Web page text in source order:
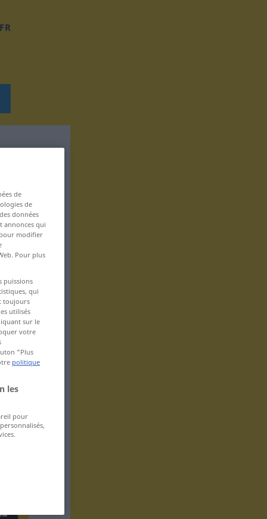
FR
de
de
données
annonces qui
modifier
Pour plus
puissions
qui
toujours
utilisés
sur le
votre
"Plus
politique
les
pour